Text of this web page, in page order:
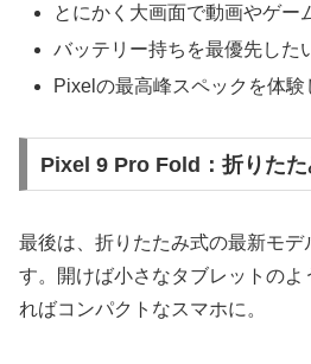
とにかく大画面で動画やゲー
バッテリー持ちを最優先した
Pixelの最高峰スペックを体験
Pixel 9 Pro Fold：折りた
最後は、折りたたみ式の最新モ
す。開けば小さなタブレットのよ
ればコンパクトなスマホに。